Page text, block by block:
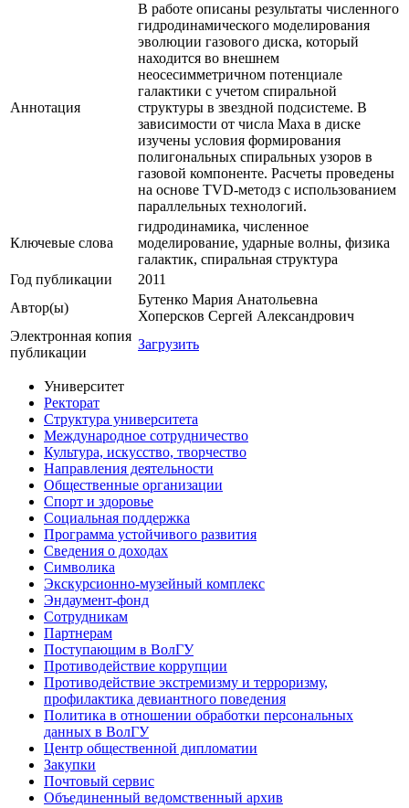
Аннотация
В работе описаны результаты численного
гидродинамического моделирования
эволюции газового диска, который
находится во внешнем
неосесимметричном потенциале
галактики с учетом спиральной
структуры в звездной подсистеме. В
зависимости от числа Маха в диске
изучены условия формирования
полигональных спиральных узоров в
газовой компоненте. Расчеты проведены
на основе TVD-методз с использованием
параллельных технологий.
Ключевые cлова
гидродинамика, численное
моделирование, ударные волны, физика
галактик, спиральная структура
Год публикации
2011
Автор(ы)
Бутенко Мария Анатольевна
Хоперсков Сергей Александрович
Электронная копия
публикации
Загрузить
Университет
Ректорат
Структура университета
Международное сотрудничество
Культура, искусство, творчество
Направления деятельности
Общественные организации
Спорт и здоровье
Социальная поддержка
Программа устойчивого развития
Сведения о доходах
Символика
Экскурсионно-музейный комплекс
Эндаумент-фонд
Сотрудникам
Партнерам
Поступающим в ВолГУ
Противодействие коррупции
Противодействие экстремизму и терроризму,
профилактика девиантного поведения
Политика в отношении обработки персональных
данных в ВолГУ
Центр общественной дипломатии
Закупки
Почтовый сервис
Объединенный ведомственный архив